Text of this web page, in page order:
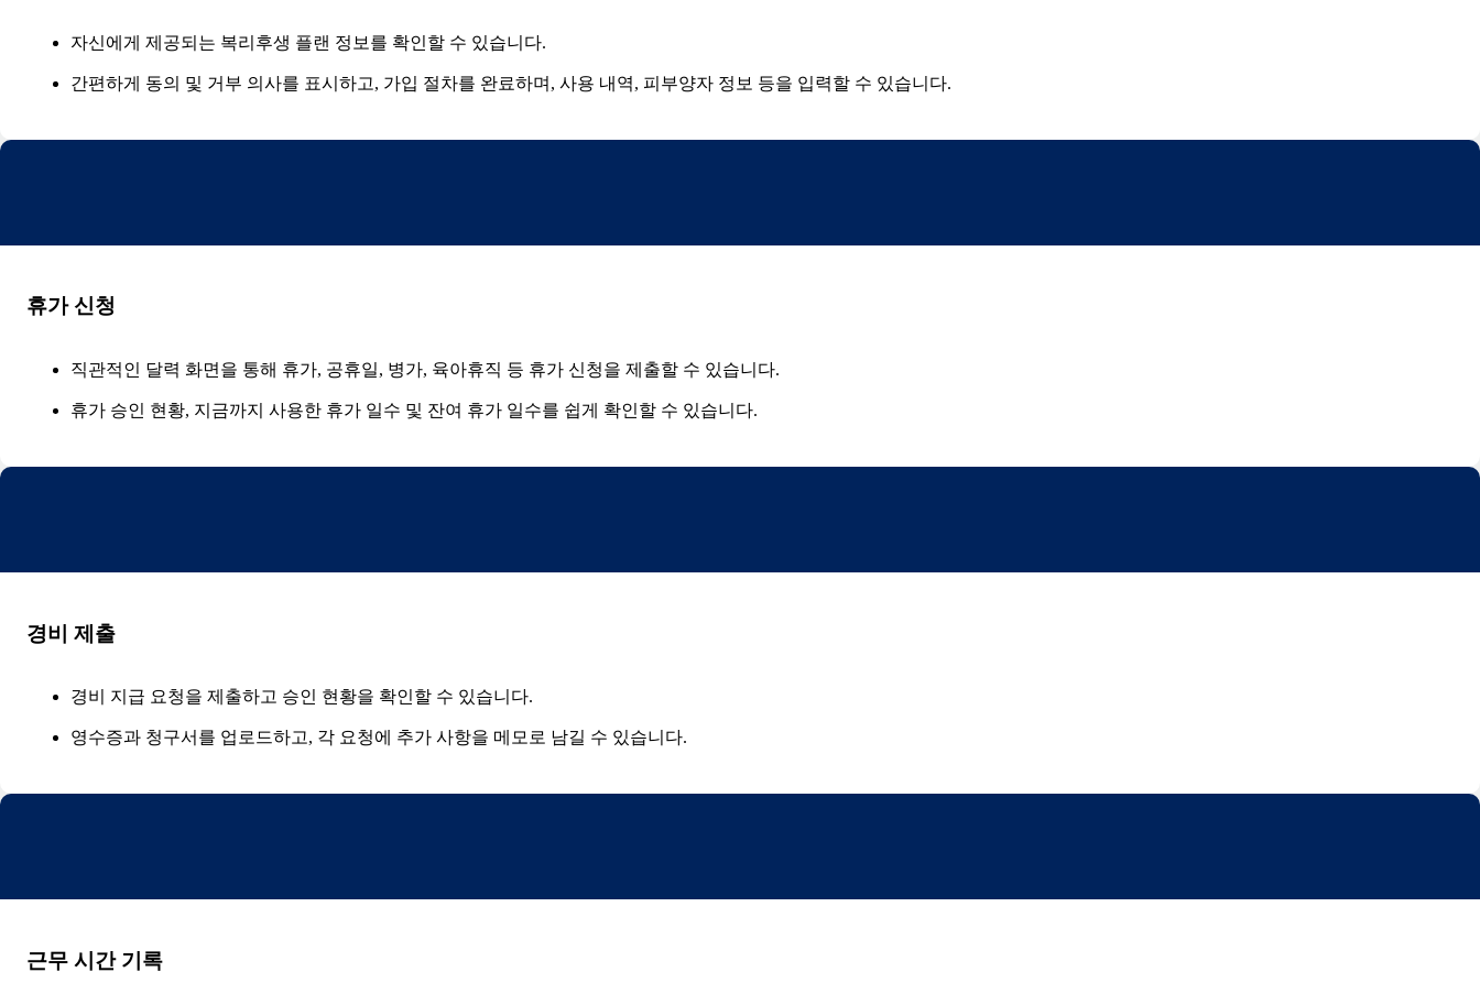
자신에게 제공되는 복리후생 플랜 정보를 확인할 수 있습니다.
간편하게 동의 및 거부 의사를 표시하고, 가입 절차를 완료하며, 사용 내역, 피부양자 정보 등을 입력할 수 있습니다.
휴가 신청
직관적인 달력 화면을 통해 휴가, 공휴일, 병가, 육아휴직 등 휴가 신청을 제출할 수 있습니다.
휴가 승인 현황, 지금까지 사용한 휴가 일수 및 잔여 휴가 일수를 쉽게 확인할 수 있습니다.
경비 제출
경비 지급 요청을 제출하고 승인 현황을 확인할 수 있습니다.
영수증과 청구서를 업로드하고, 각 요청에 추가 사항을 메모로 남길 수 있습니다.
근무 시간 기록